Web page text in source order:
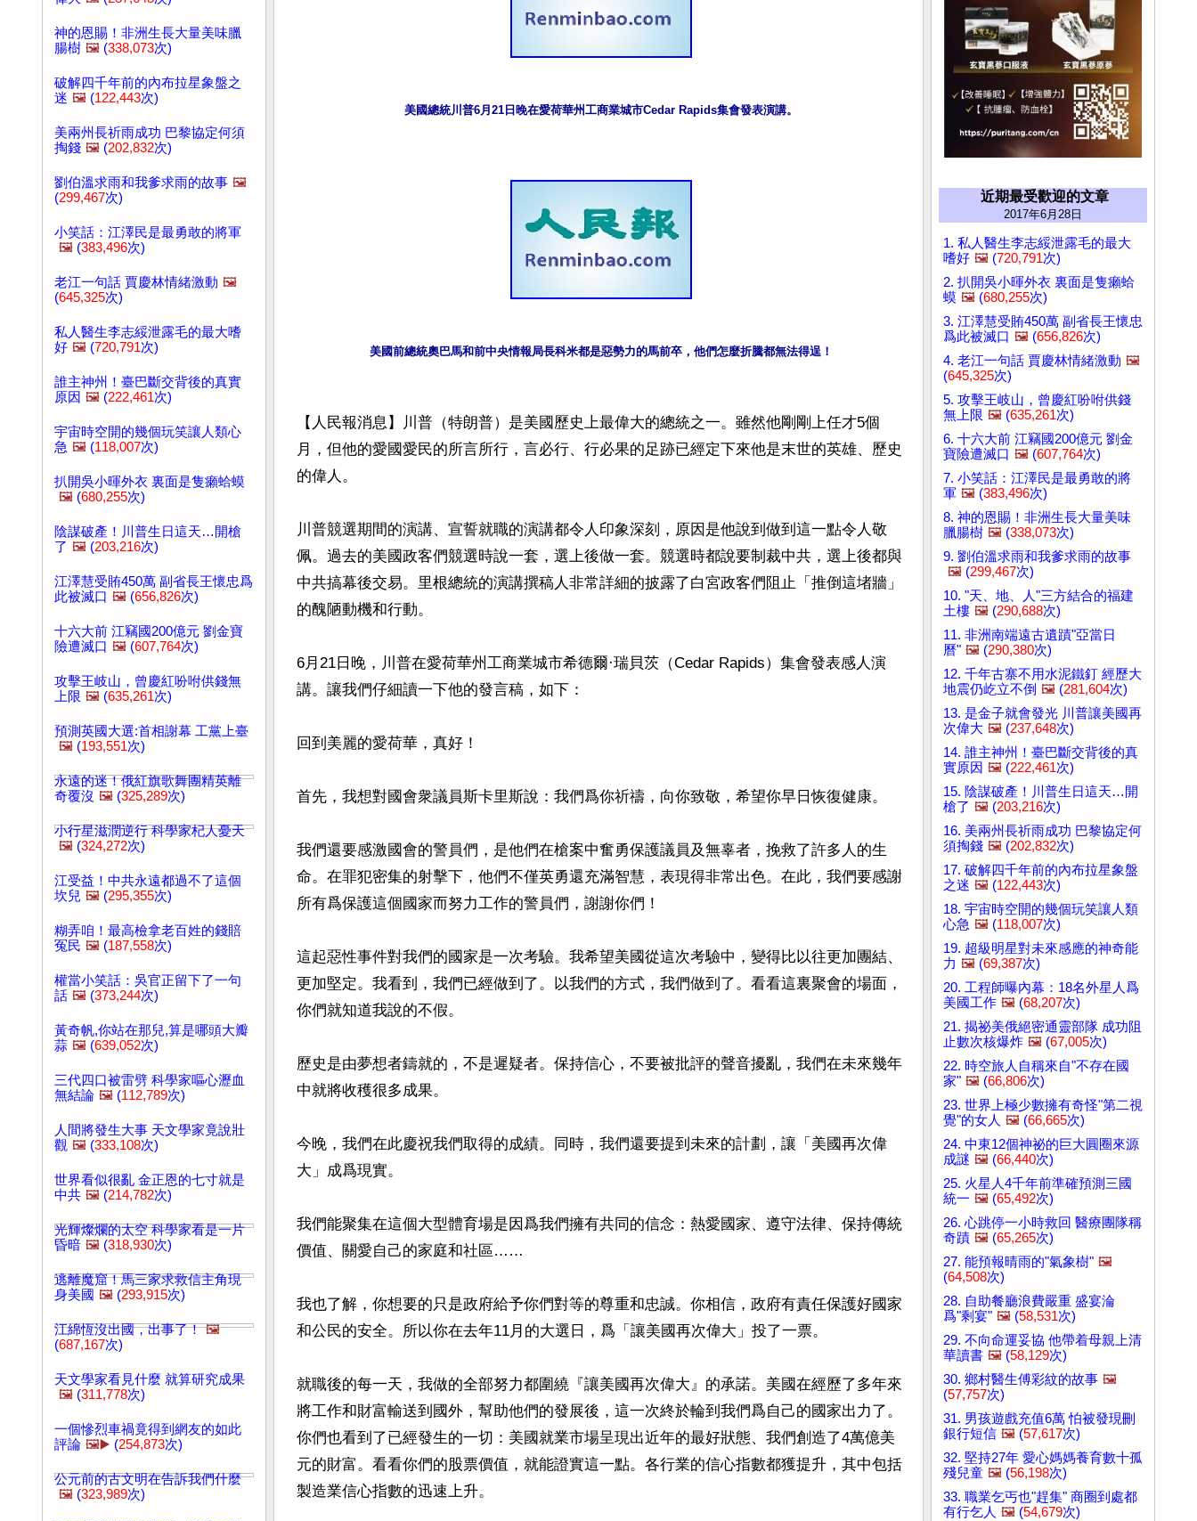
神的恩賜！非洲生長大量美味臘
腸樹 🖼️ (338,073次)
破解四千年前的內布拉星象盤之
迷 🖼️ (122,443次)
美兩州長祈雨成功 巴黎協定何須
掏錢 🖼️ (202,832次)
劉伯溫求雨和我爹求雨的故事 🖼️
(299,467次)
小笑話：江澤民是最勇敢的將軍
🖼️ (383,496次)
老江一句話 賈慶林情緒激動 🖼️
(645,325次)
私人醫生李志綏泄露毛的最大嗜
好 🖼️ (720,791次)
誰主神州！臺巴斷交背後的真實
原因 🖼️ (222,461次)
宇宙時空開的幾個玩笑讓人類心
急 🖼️ (118,007次)
扒開吳小暉外衣 裏面是隻癩蛤蟆
🖼️ (680,255次)
陰謀破產！川普生日這天…開槍
了 🖼️ (203,216次)
江澤慧受賄450萬 副省長王懷忠爲
此被滅口 🖼️ (656,826次)
十六大前 江竊國200億元 劉金寶
險遭滅口 🖼️ (607,764次)
攻擊王岐山，曾慶紅吩咐供錢無
上限 🖼️ (635,261次)
預測英國大選:首相謝幕 工黨上臺
🖼️ (193,551次)
永遠的迷！俄紅旗歌舞團精英離
奇覆沒 🖼️ (325,289次)
小行星滋潤逆行 科學家杞人憂天
🖼️ (324,272次)
江受益！中共永遠都過不了這個
坎兒 🖼️ (295,355次)
糊弄咱！最高檢拿老百姓的錢賠
冤民 🖼️ (187,558次)
權當小笑話：吳官正留下了一句
話 🖼️ (373,244次)
黃奇帆,你站在那兒,算是哪頭大瓣
蒜 🖼️ (639,052次)
三代四口被雷劈 科學家嘔心瀝血
無結論 🖼️ (112,789次)
人間將發生大事 天文學家竟說壯
觀 🖼️ (333,108次)
世界看似很亂 金正恩的七寸就是
中共 🖼️ (214,782次)
光輝燦爛的太空 科學家看是一片
昏暗 🖼️ (318,930次)
逃離魔窟！馬三家求救信主角現
身美國 🖼️ (293,915次)
江綿恆沒出國，出事了！ 🖼️
(687,167次)
天文學家看見什麼 就算研究成果
🖼️ (311,778次)
一個慘烈車禍竟得到網友的如此
評論 🖼️▶️ (254,873次)
公元前的古文明在告訴我們什麼
🖼️ (323,989次)
美國總統川普6月21日晚在愛荷華州工商業城市Cedar Rapids集會發表演講。
美國前總統奧巴馬和前中央情報局長科米都是惡勢力的馬前卒，他們怎麼折騰都無法得逞！
【人民報消息】川普（特朗普）是美國歷史上最偉大的總統之一。雖然他剛剛上任才5個
月，但他的愛國愛民的所言所行，言必行、行必果的足跡已經定下來他是末世的英雄、歷史
的偉人。
川普競選期間的演講、宣誓就職的演講都令人印象深刻，原因是他說到做到這一點令人敬
佩。過去的美國政客們競選時說一套，選上後做一套。競選時都說要制裁中共，選上後都與
中共搞幕後交易。里根總統的演講撰稿人非常詳細的披露了白宮政客們阻止「推倒這堵牆」
的醜陋動機和行動。
6月21日晚，川普在愛荷華州工商業城市希德爾·瑞貝茨（Cedar Rapids）集會發表感人演
講。讓我們仔細讀一下他的發言稿，如下：
回到美麗的愛荷華，真好！
首先，我想對國會衆議員斯卡里斯說：我們爲你祈禱，向你致敬，希望你早日恢復健康。
我們還要感激國會的警員們，是他們在槍案中奮勇保護議員及無辜者，挽救了許多人的生
命。在罪犯密集的射擊下，他們不僅英勇還充滿智慧，表現得非常出色。在此，我們要感謝
所有爲保護這個國家而努力工作的警員們，謝謝你們！
這起惡性事件對我們的國家是一次考驗。我希望美國從這次考驗中，變得比以往更加團結、
更加堅定。我看到，我們已經做到了。以我們的方式，我們做到了。看看這裏聚會的場面，
你們就知道我說的不假。
歷史是由夢想者鑄就的，不是遲疑者。保持信心，不要被批評的聲音擾亂，我們在未來幾年
中就將收穫很多成果。
今晚，我們在此慶祝我們取得的成績。同時，我們還要提到未來的計劃，讓「美國再次偉
大」成爲現實。
我們能聚集在這個大型體育場是因爲我們擁有共同的信念：熱愛國家、遵守法律、保持傳統
價值、關愛自己的家庭和社區……
我也了解，你想要的只是政府給予你們對等的尊重和忠誠。你相信，政府有責任保護好國家
和公民的安全。所以你在去年11月的大選日，爲「讓美國再次偉大」投了一票。
就職後的每一天，我做的全部努力都圍繞『讓美國再次偉大』的承諾。美國在經歷了多年來
將工作和財富輸送到國外，幫助他們的發展後，這一次終於輪到我們爲自己的國家出力了。
你們也看到了已經發生的一切：美國就業市場呈現出近年的最好狀態、我們創造了4萬億美
元的財富。看看你們的股票價值，就能證實這一點。各行業的信心指數都獲提升，其中包括
製造業信心指數的迅速上升。
近期最受歡迎的文章
2017年6月28日
1. 私人醫生李志綏泄露毛的最大
嗜好 🖼️ (720,791次)
2. 扒開吳小暉外衣 裏面是隻癩蛤
蟆 🖼️ (680,255次)
3. 江澤慧受賄450萬 副省長王懷忠
爲此被滅口 🖼️ (656,826次)
4. 老江一句話 賈慶林情緒激動 🖼️
(645,325次)
5. 攻擊王岐山，曾慶紅吩咐供錢
無上限 🖼️ (635,261次)
6. 十六大前 江竊國200億元 劉金
寶險遭滅口 🖼️ (607,764次)
7. 小笑話：江澤民是最勇敢的將
軍 🖼️ (383,496次)
8. 神的恩賜！非洲生長大量美味
臘腸樹 🖼️ (338,073次)
9. 劉伯溫求雨和我爹求雨的故事
🖼️ (299,467次)
10. "天、地、人"三方結合的福建
土樓 🖼️ (290,688次)
11. 非洲南端遠古遺蹟"亞當日
曆" 🖼️ (290,380次)
12. 千年古寨不用水泥鐵釘 經歷大
地震仍屹立不倒 🖼️ (281,604次)
13. 是金子就會發光 川普讓美國再
次偉大 🖼️ (237,648次)
14. 誰主神州！臺巴斷交背後的真
實原因 🖼️ (222,461次)
15. 陰謀破產！川普生日這天…開
槍了 🖼️ (203,216次)
16. 美兩州長祈雨成功 巴黎協定何
須掏錢 🖼️ (202,832次)
17. 破解四千年前的內布拉星象盤
之迷 🖼️ (122,443次)
18. 宇宙時空開的幾個玩笑讓人類
心急 🖼️ (118,007次)
19. 超級明星對未來感應的神奇能
力 🖼️ (69,387次)
20. 工程師曝內幕：18名外星人爲
美國工作 🖼️ (68,207次)
21. 揭祕美俄絕密通靈部隊 成功阻
止數次核爆炸 🖼️ (67,005次)
22. 時空旅人自稱來自"不存在國
家" 🖼️ (66,806次)
23. 世界上極少數擁有奇怪"第二視
覺"的女人 🖼️ (66,665次)
24. 中東12個神祕的巨大圓圈來源
成謎 🖼️ (66,440次)
25. 火星人4千年前準確預測三國
統一 🖼️ (65,492次)
26. 心跳停一小時救回 醫療團隊稱
奇蹟 🖼️ (65,265次)
27. 能預報晴雨的"氣象樹" 🖼️
(64,508次)
28. 自助餐廳浪費嚴重 盛宴淪
爲"剩宴" 🖼️ (58,531次)
29. 不向命運妥協 他帶着母親上清
華讀書 🖼️ (58,129次)
30. 鄉村醫生傅彩紋的故事 🖼️
(57,757次)
31. 男孩遊戲充值6萬 怕被發現刪
銀行短信 🖼️ (57,617次)
32. 堅持27年 愛心媽媽養育數十孤
殘兒童 🖼️ (56,198次)
33. 職業乞丐也"趕集" 商圈到處都
有行乞人 🖼️ (54,679次)